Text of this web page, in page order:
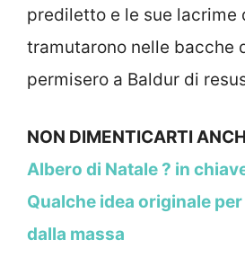
prediletto e le sue lacrime
tramutarono nelle bacche
permisero a Baldur di
NON DIMENTICARTI
Albero di Natale ? in
Qualche idea originale
dalla massa